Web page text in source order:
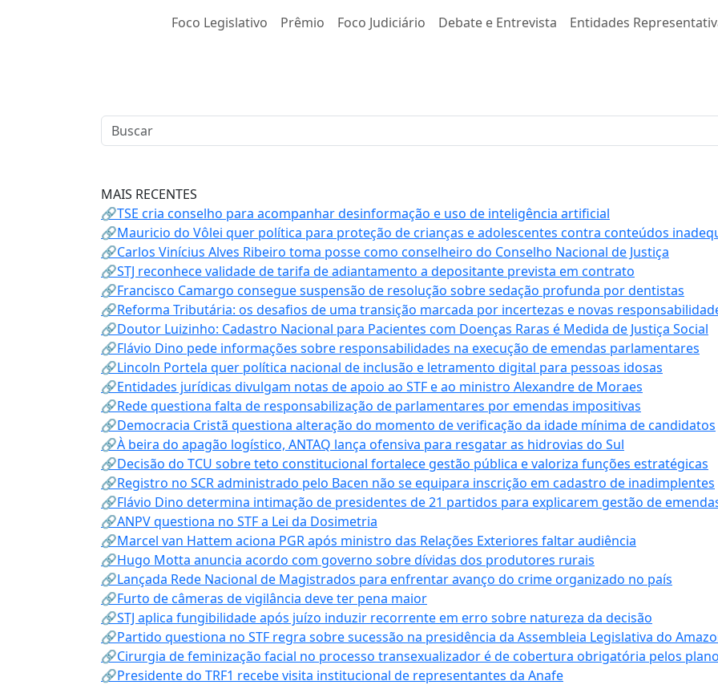
Foco Legislativo Prêmio Foco Judiciário Debate e Entrevista Entidades
MAIS RECENTES
🔗TSE cria conselho para acompanhar desinformação e uso de inteligência artificial
🔗Mauricio do Vôlei quer política para proteção de crianças e adolescentes contra conteúdos
🔗Carlos Vinícius Alves Ribeiro toma posse como conselheiro do Conselho Nacional de Justiça
🔗STJ reconhece validade de tarifa de adiantamento a depositante prevista em contrato
🔗Francisco Camargo consegue suspensão de resolução sobre sedação profunda por dentistas
🔗Reforma Tributária: os desafios de uma transição marcada por incertezas e novas
🔗Doutor Luizinho: Cadastro Nacional para Pacientes com Doenças Raras é Medida de Justiça Social
🔗Flávio Dino pede informações sobre responsabilidades na execução de emendas parlamentares
🔗Lincoln Portela quer política nacional de inclusão e letramento digital para pessoas idosas
🔗Entidades jurídicas divulgam notas de apoio ao STF e ao ministro Alexandre de Moraes
🔗Rede questiona falta de responsabilização de parlamentares por emendas impositivas
🔗Democracia Cristã questiona alteração do momento de verificação da idade mínima de candidatos
🔗À beira do apagão logístico, ANTAQ lança ofensiva para resgatar as hidrovias do Sul
🔗Decisão do TCU sobre teto constitucional fortalece gestão pública e valoriza funções estratégicas
🔗Registro no SCR administrado pelo Bacen não se equipara inscrição em cadastro de inadimplentes
🔗Flávio Dino determina intimação de presidentes de 21 partidos para explicarem gestão de
🔗ANPV questiona no STF a Lei da Dosimetria
🔗Marcel van Hattem aciona PGR após ministro das Relações Exteriores faltar audiência
🔗Hugo Motta anuncia acordo com governo sobre dívidas dos produtores rurais
🔗Lançada Rede Nacional de Magistrados para enfrentar avanço do crime organizado no país
🔗Furto de câmeras de vigilância deve ter pena maior
🔗STJ aplica fungibilidade após juízo induzir recorrente em erro sobre natureza da decisão
🔗Partido questiona no STF regra sobre sucessão na presidência da Assembleia Legislativa do
🔗Cirurgia de feminização facial no processo transexualizador é de cobertura obrigatória pelos
🔗Presidente do TRF1 recebe visita institucional de representantes da Anafe